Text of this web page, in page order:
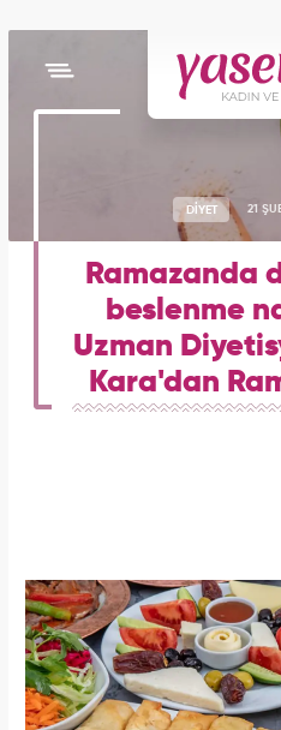
DİYET 21
Ramazanda
beslenme
Uzman
Kara'dan